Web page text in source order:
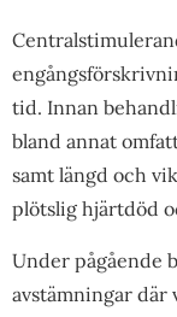
tid. Innan
bland annat
samt längd och
plötslig hjärtdöd
Under pågående
avstämningar där